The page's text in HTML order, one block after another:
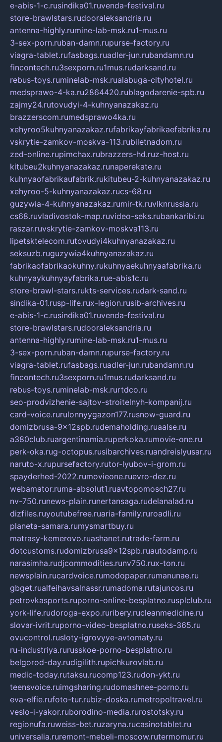
e-abis-1-c.rusindika01.ruvenda-festival.ru
store-brawlstars.rudooraleksandria.ru
antenna-highly.rumine-lab-msk.ru1-mus.ru
3-sex-porn.ruban-damn.rupurse-factory.ru
viagra-tablet.rufasbags.ruadler-jun.rubandamn.ru
fincontech.ru3sexporn.ru1mus.rudarksand.ru
rebus-toys.ruminelab-msk.rualabuga-cityhotel.ru
medsprawo-4-ka.ru2864420.rublagodarenie-spb.ru
zajmy24.rutovudyi-4-kuhnyanazakaz.ru
brazzerscom.rumedsprawo4ka.ru
xehyroo5kuhnyanazakaz.rufabrikayfabrikaefabrika.ru
vskrytie-zamkov-moskva-113.rubiletnadom.ru
zed-online.rupimchax.rubrazzers-hd.ruz-host.ru
kitubeu2kuhnyanazakaz.runaperekate.ru
kuhnyaofabrikaufabrik.rukitubeu-2-kuhnyanazakaz.ru
xehyroo-5-kuhnyanazakaz.rucs-68.ru
guzywia-4-kuhnyanazakaz.rumir-tk.ruvlknrussia.ru
cs68.ruvladivostok-map.ruvideo-seks.rubankaribi.ru
raszar.ruvskrytie-zamkov-moskva113.ru
lipetsktelecom.rutovudyi4kuhnyanazakaz.ru
seksuzb.ruguzywia4kuhnyanazakaz.ru
fabrikaofabrikaokuhny.rukuhnyaekuhnyaafabrika.ru
kuhnyaykuhnyayfabrika.rue-abis1c.ru
store-brawl-stars.rukts-services.rudark-sand.ru
sindika-01.rusp-life.rux-legion.rusib-archives.ru
e-abis-1-c.rusindika01.ruvenda-festival.ru
store-brawlstars.rudooraleksandria.ru
antenna-highly.rumine-lab-msk.ru1-mus.ru
3-sex-porn.ruban-damn.rupurse-factory.ru
viagra-tablet.rufasbags.ruadler-jun.rubandamn.ru
fincontech.ru3sexporn.ru1mus.rudarksand.ru
rebus-toys.ruminelab-msk.rurtdco.ru
seo-prodvizhenie-sajtov-stroitelnyh-kompanij.ru
card-voice.rurulonnyygazon177.rusnow-guard.ru
domizbrusa-9x12spb.rudemaholding.ruaalse.ru
a380club.ruargentinamia.ruperkoka.rumovie-one.ru
perk-oka.rug-octopus.rusibarchives.ruandreislyusar.ru
naruto-x.rupursefactory.rutor-lyubov-i-grom.ru
spayderhed-2022.rumovieone.ruevro-dez.ru
webamator.ruma-absolut1.ruavtopomosch27.ru
nv-750.runews-plain.runertansaga.rudelanalad.ru
dizfiles.ruyoutubefree.ruaria-family.ruroadli.ru
planeta-samara.rumysmartbuy.ru
matrasy-kemerovo.ruashanet.rutrade-farm.ru
dotcustoms.rudomizbrusa9x12spb.ruautodamp.ru
narasimha.rudjcommodities.runv750.rux-ton.ru
newsplain.rucardvoice.rumodopaper.rumanunae.ru
gbget.rualfeihavsalnassr.rumadoma.rutajuncos.ru
petrovkasports.ruporno-online-besplatno.rusplclub.ru
york-life.rudoroga-expo.ruribery.rucleanmedicine.ru
slovar-ivrit.ruporno-video-besplatno.ruseks-365.ru
ovucontrol.rusloty-igrovyye-avtomaty.ru
ru-industriya.rurusskoe-porno-besplatno.ru
belgorod-day.rudigilith.rupichkurovlab.ru
medic-today.rutaksu.rucomp123.rudon-ykt.ru
teensvoice.ruimgsharing.rudomashnee-porno.ru
eva-elfie.rufoto-tur.rubiz-doska.rumetropoltravel.ru
veslo-i-yakor.ruborodino-media.rurostotsky.ru
regionufa.ruweiss-bet.ruzaryna.rucasinotablet.ru
universalia.ruremont-mebeli-moscow.rutermomur.ru